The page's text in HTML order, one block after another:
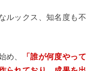
ルックス、知名度も不
め、
「誰が何度やって